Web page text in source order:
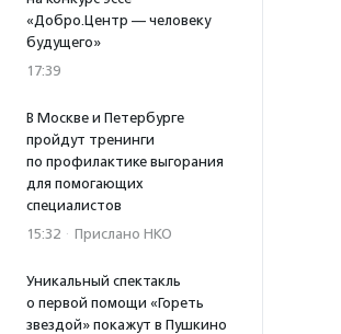
«Добро.Центр — человеку
будущего»
17:39
В Москве и Петербурге
пройдут тренинги
по профилактике выгорания
для помогающих
специалистов
15:32 · Прислано НКО
Уникальный спектакль
о первой помощи «Гореть
звездой» покажут в Пушкино